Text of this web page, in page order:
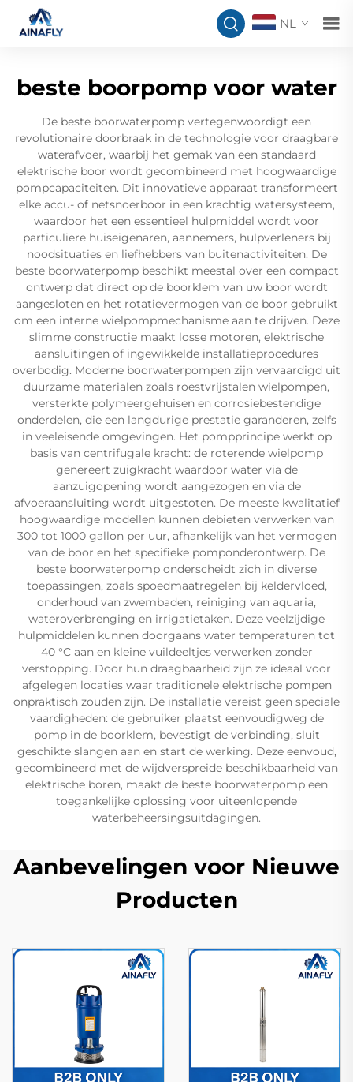
NL
beste boorpomp voor water
De beste boorwaterpomp vertegenwoordigt een
revolutionaire doorbraak in de technologie voor draagbare
waterafvoer, waarbij het gemak van een standaard
elektrische boor wordt gecombineerd met hoogwaardige
pompcapaciteiten. Dit innovatieve apparaat transformeert
elke accu- of netsnoerboor in een krachtig watersysteem,
waardoor het een essentieel hulpmiddel wordt voor
particuliere huiseigenaren, aannemers, hulpverleners bij
noodsituaties en liefhebbers van buitenactiviteiten. De
beste boorwaterpomp beschikt meestal over een compact
ontwerp dat direct op de boorklem van uw boor wordt
aangesloten en het rotatievermogen van de boor gebruikt
om een interne wielpompmechanisme aan te drijven. Deze
slimme constructie maakt losse motoren, elektrische
aansluitingen of ingewikkelde installatieprocedures
overbodig. Moderne boorwaterpompen zijn vervaardigd uit
duurzame materialen zoals roestvrijstalen wielpompen,
versterkte polymeergehuisen en corrosiebestendige
onderdelen, die een langdurige prestatie garanderen, zelfs
in veeleisende omgevingen. Het pompprincipe werkt op
basis van centrifugale kracht: de roterende wielpomp
genereert zuigkracht waardoor water via de
aanzuigopening wordt aangezogen en via de
afvoeraansluiting wordt uitgestoten. De meeste kwalitatief
hoogwaardige modellen kunnen debieten verwerken van
300 tot 1000 gallon per uur, afhankelijk van het vermogen
van de boor en het specifieke pomponderontwerp. De
beste boorwaterpomp onderscheidt zich in diverse
toepassingen, zoals spoedmaatregelen bij keldervloed,
onderhoud van zwembaden, reiniging van aquaria,
wateroverbrenging en irrigatietaken. Deze veelzijdige
hulpmiddelen kunnen doorgaans water temperaturen tot
40 °C aan en kleine vuildeeltjes verwerken zonder
verstopping. Door hun draagbaarheid zijn ze ideaal voor
afgelegen locaties waar traditionele elektrische pompen
onpraktisch zouden zijn. De installatie vereist geen speciale
vaardigheden: de gebruiker plaatst eenvoudigweg de
pomp in de boorklem, bevestigt de verbinding, sluit
geschikte slangen aan en start de werking. Deze eenvoud,
gecombineerd met de wijdverspreide beschikbaarheid van
elektrische boren, maakt de beste boorwaterpomp een
toegankelijke oplossing voor uiteenlopende
waterbeheersingsuitdagingen.
Aanbevelingen voor Nieuwe
Producten